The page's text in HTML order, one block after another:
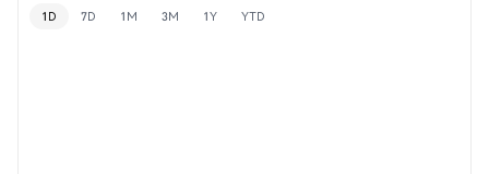
1D 7D 1M 3M 1Y YTD